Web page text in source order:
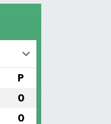
P
0
0